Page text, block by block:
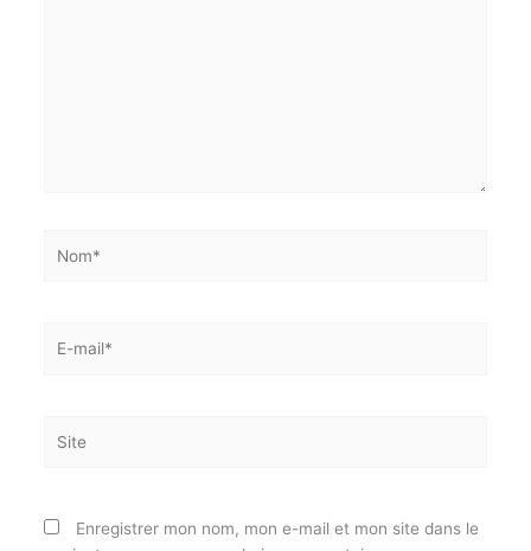
Nom*
E-